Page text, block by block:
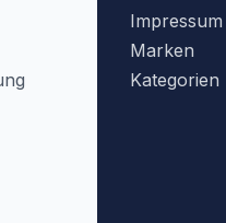
Impressum
Marken
Kategorien